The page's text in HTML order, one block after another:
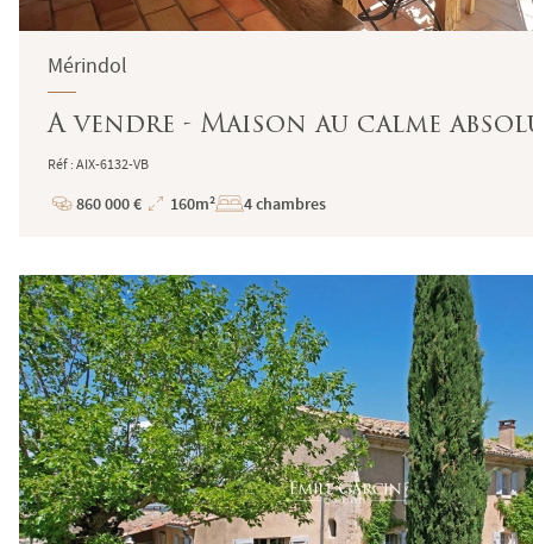
Mérindol
A vendre - Maison au calme
Réf : AIX-6132-VB
Prix
860 000 €
Superficie
160m² 4 chambres